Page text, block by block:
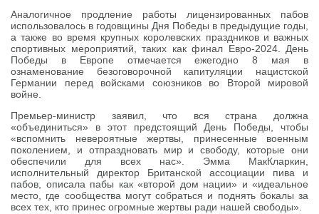
Аналогичное продление работы лицензированных пабов
использовалось в годовщины Дня Победы в предыдущие годы,
а также во время крупных королевских праздников и важных
спортивных мероприятий, таких как финал Евро-2024. День
Победы в Европе отмечается ежегодно 8 мая в
ознаменование безоговорочной капитуляции нацистской
Германии перед войсками союзников во Второй мировой
войне.
Премьер-министр заявил, что вся страна должна
«объединиться» в этот предстоящий День Победы, чтобы
«вспомнить невероятные жертвы, принесенные военным
поколением, и отпраздновать мир и свободу, которые они
обеспечили для всех нас». Эмма МакКларкин,
исполнительный директор Британской ассоциации пива и
пабов, описала пабы как «второй дом нации» и «идеальное
место, где сообщества могут собраться и поднять бокалы за
всех тех, кто принес огромные жертвы ради нашей свободы».